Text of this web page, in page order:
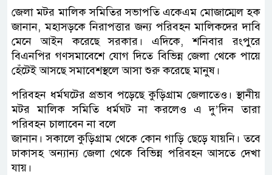
জেলা মটর মালিক সমিতির সভাপতি একেএম মোজাম্মেল হক
জানান, মহাসড়কে নিরাপত্তার জন্য পরিবহন মালিকদের দাবি
মেনে আইন করেছে সরকার। এদিকে, শনিবার রংপুরে
বিএনপির গণসমাবেশে যোগ দিতে বিভিন্ন জেলা থেকে পায়ে
হেঁটেই আসছে সমাবেশস্থলে আসা শুরু করেছে মানুষ।
পরিবহন ধর্মঘটের প্রভাব পড়েছে কুড়িগ্রাম জেলাতেও। স্থানীয়
মটর মালিক সমিতি ধর্মঘট না করলেও এ দু’দিন তারা
পরিবহন চালাবেন না বলে
জানান। সকালে কুড়িগ্রাম থেকে কোন গাড়ি ছেড়ে যায়নি। তবে
ঢাকাসহ অন্যান্য জেলা থেকে বিভিন্ন পরিবহন আসতে দেখা
যায়।